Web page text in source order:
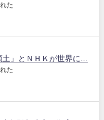
た
」とＮＨＫが世界に...
た